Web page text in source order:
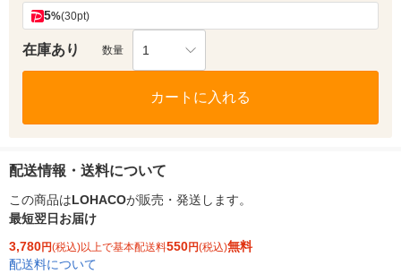
5%(30pt)
在庫あり 数量 1
カートに入れる
配送情報・送料について
この商品はLOHACOが販売・発送します。
最短翌日お届け
3,780円(税込)以上で基本配送料550円(税込)無料
配送料について